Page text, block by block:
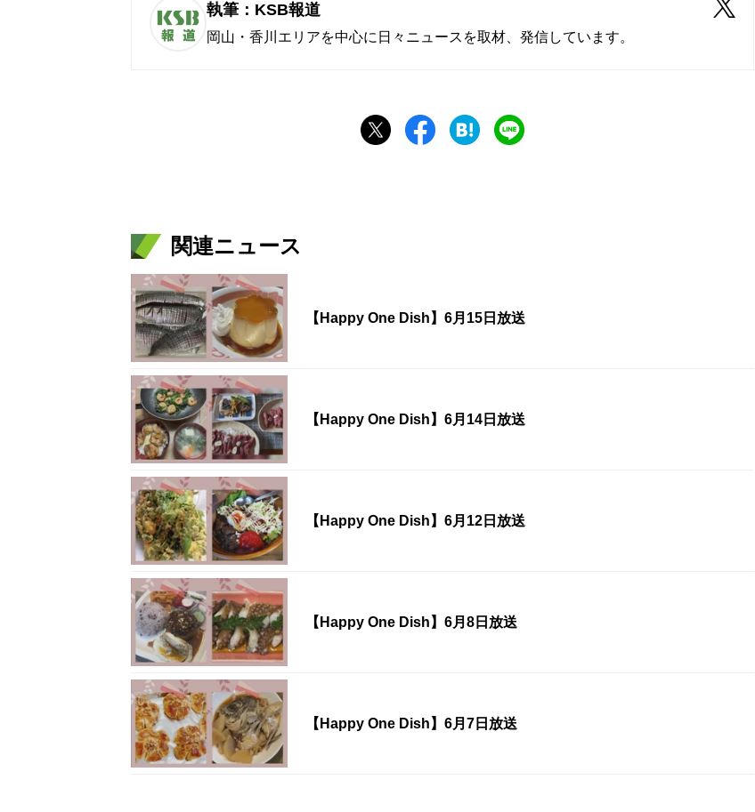
執筆：KSB報道
岡山・香川エリアを中心に日々ニュースを取材、発信しています。
関連ニュース
【Happy One Dish】6月15日放送
【Happy One Dish】6月14日放送
【Happy One Dish】6月12日放送
【Happy One Dish】6月8日放送
【Happy One Dish】6月7日放送